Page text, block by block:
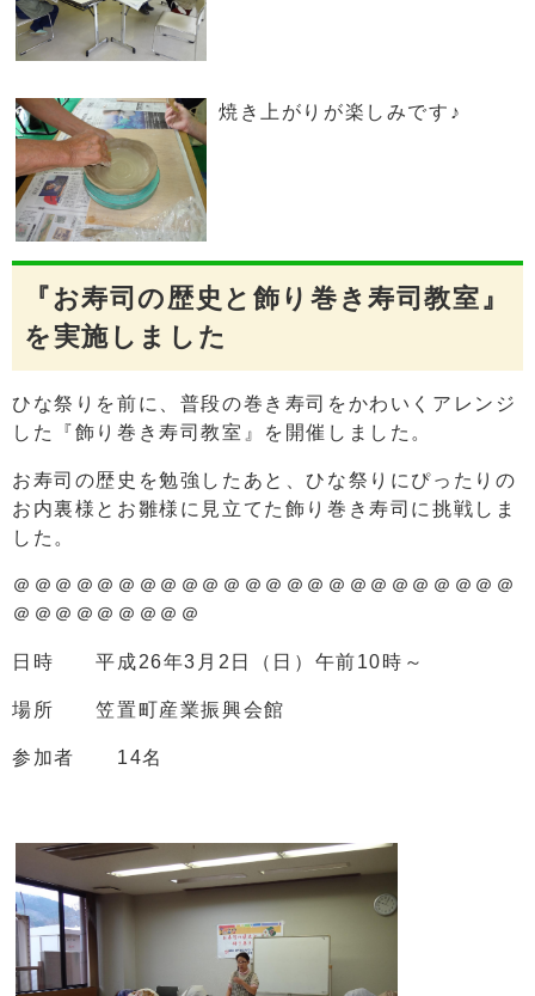
焼き上がりが楽しみです♪
『お寿司の歴史と飾り巻き寿司教室』
を実施しました
ひな祭りを前に、普段の巻き寿司をかわいくアレンジ
した『飾り巻き寿司教室』を開催しました。
お寿司の歴史を勉強したあと、ひな祭りにぴったりの
お内裏様とお雛様に見立てた飾り巻き寿司に挑戦しま
した。
＠＠＠＠＠＠＠＠＠＠＠＠＠＠＠＠＠＠＠＠＠＠＠＠
＠＠＠＠＠＠＠＠＠
日時 平成26年3月2日（日）午前10時～
場所 笠置町産業振興会館
参加者 14名